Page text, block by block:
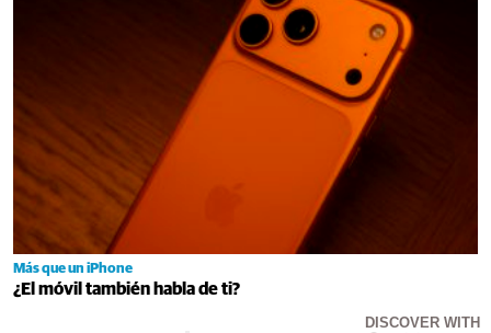
Más que un iPhone
¿El móvil también habla de ti?
DISCOVER WITH